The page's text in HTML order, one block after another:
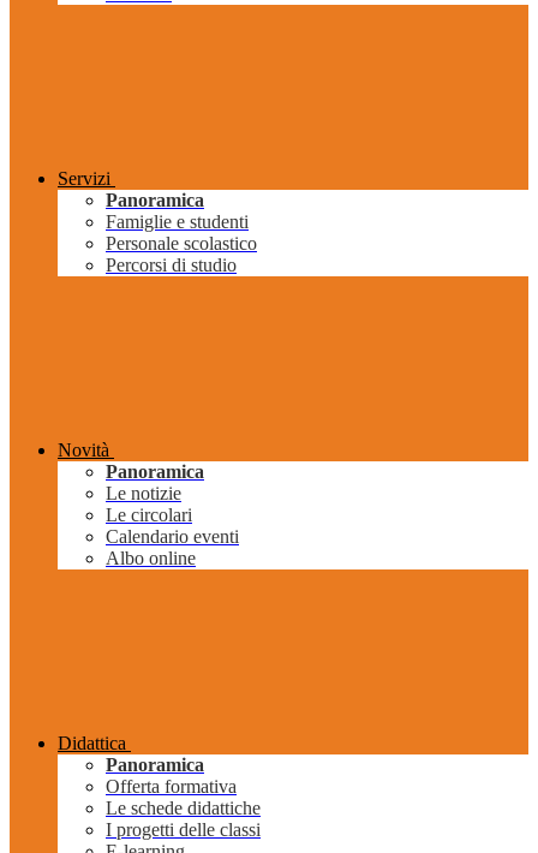
Servizi
Panoramica
Famiglie e studenti
Personale scolastico
Percorsi di studio
Novità
Panoramica
Le notizie
Le circolari
Calendario eventi
Albo online
Didattica
Panoramica
Offerta formativa
Le schede didattiche
I progetti delle classi